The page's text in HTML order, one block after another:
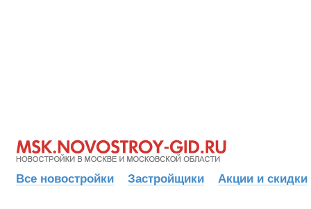
Все новостройки Застройщики Акции и скидки